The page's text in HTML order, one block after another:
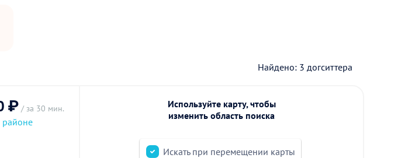
Найдено: 3 догситтера
₽ / за 30 мин.
районе
Используйте карту, чтобы
изменить область поиска
Искать при перемещении карты